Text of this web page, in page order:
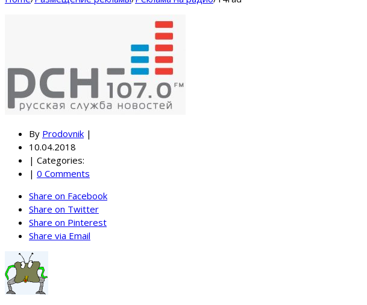
By Prodovnik |
10.04.2018
| Categories:
| 0 Comments
Share on Facebook
Share on Twitter
Share on Pinterest
Share via Email